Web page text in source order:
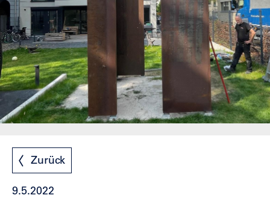
Zurück
9.5.2022